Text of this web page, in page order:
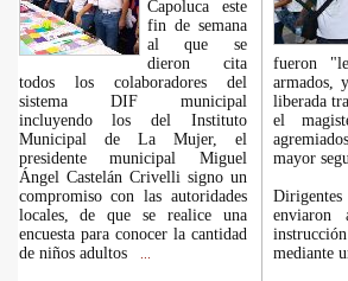
Capoluca este
fin de semana
al que se
dieron cita
todos los colaboradores del
sistema DIF municipal
incluyendo los del Instituto
Municipal de La Mujer, el
presidente municipal Miguel
Ángel Castelán Crivelli signo un
compromiso con las autoridades
locales, de que se realice una
encuesta para conocer la cantidad
de niños adultos
fueron
armados,
liberada
el
mayor
enviaron
mediante